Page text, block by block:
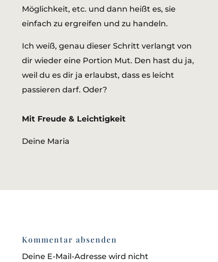
Möglichkeit, etc. und dann heißt es, sie
einfach zu ergreifen und zu handeln.
Ich weiß, genau dieser Schritt verlangt von
dir wieder eine Portion Mut. Den hast du ja,
weil du es dir ja erlaubst, dass es leicht
passieren darf. Oder?
Mit Freude & Leichtigkeit
Deine Maria
Kommentar absenden
Deine E-Mail-Adresse wird nicht